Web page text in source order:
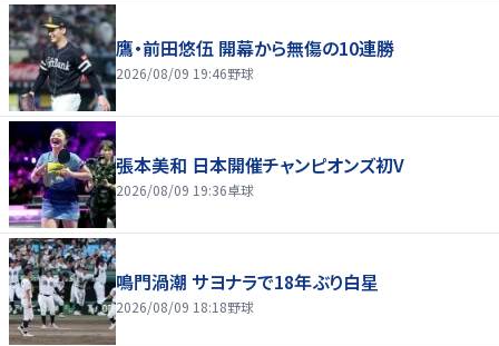
鷹・前田悠伍 開幕から無傷の10連勝
2026/08/09 19:46野球
張本美和 日本開催チャンピオンズ初V
2026/08/09 19:36卓球
鳴門渦潮 サヨナラで18年ぶり白星
2026/08/09 18:18野球